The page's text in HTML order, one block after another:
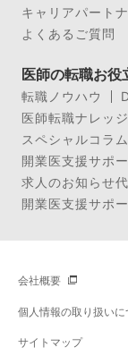
キャリアパート
よくあるご質問
医師の転職お役
転職ノウハウ
医師転職ナレッジ
スペシャルコラム
開業医支援サポ
求人のお知らせ
開業医支援サポ
会社概要
個人情報の取り扱いに
サイトマップ